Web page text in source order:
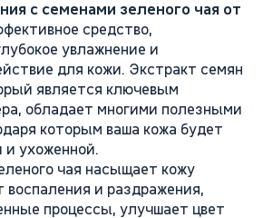
с семенами зеленого чая от
средство,
увлажнение и
для кожи. Экстракт семян
является ключевым
обладает многими полезными
которым ваша кожа будет
и ухоженной.
чая насыщает кожу
воспаления и раздражения,
процессы, улучшает цвет